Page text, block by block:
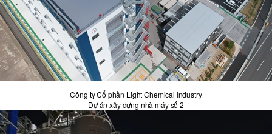
Công ty Cổ phần Light Chemical Industry
Dự án xây dựng nhà máy số 2